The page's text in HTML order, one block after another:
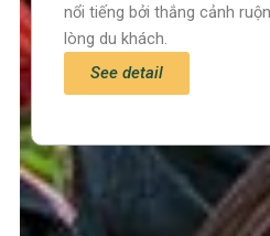
Trang chủ
Tin tức – Sự kiện
nổi tiếng bởi thắng cảnh
lòng du khách.
See detail